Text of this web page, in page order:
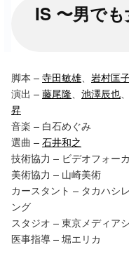
IS 〜男で
脚本 –寺田敏雄
岩村匡
演出 –藤尾隆 池澤辰也
昇
音楽 – 白石めぐみ
選曲 –石井和之
技術協力 – ビデオフォー
美術協力 – 山崎美術
カースタント – タカハシ
ング
スタジオ – 東京メディア
医事指導 – 堀エリカ